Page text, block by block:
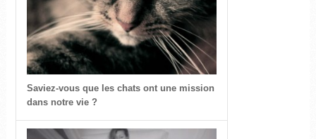
Saviez-vous que les chats ont une mission
dans notre vie ?